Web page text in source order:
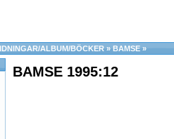
ALBUM/BÖCKER » BAMSE »
BAMSE 1995:12